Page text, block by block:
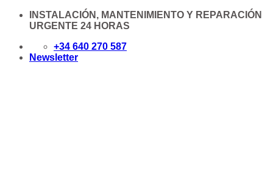
Saltar
INSTALACIÓN, MANTENIMIENTO Y REPARACIÓN
URGENTE 24 HORAS
+34 640 270 587
Newsletter